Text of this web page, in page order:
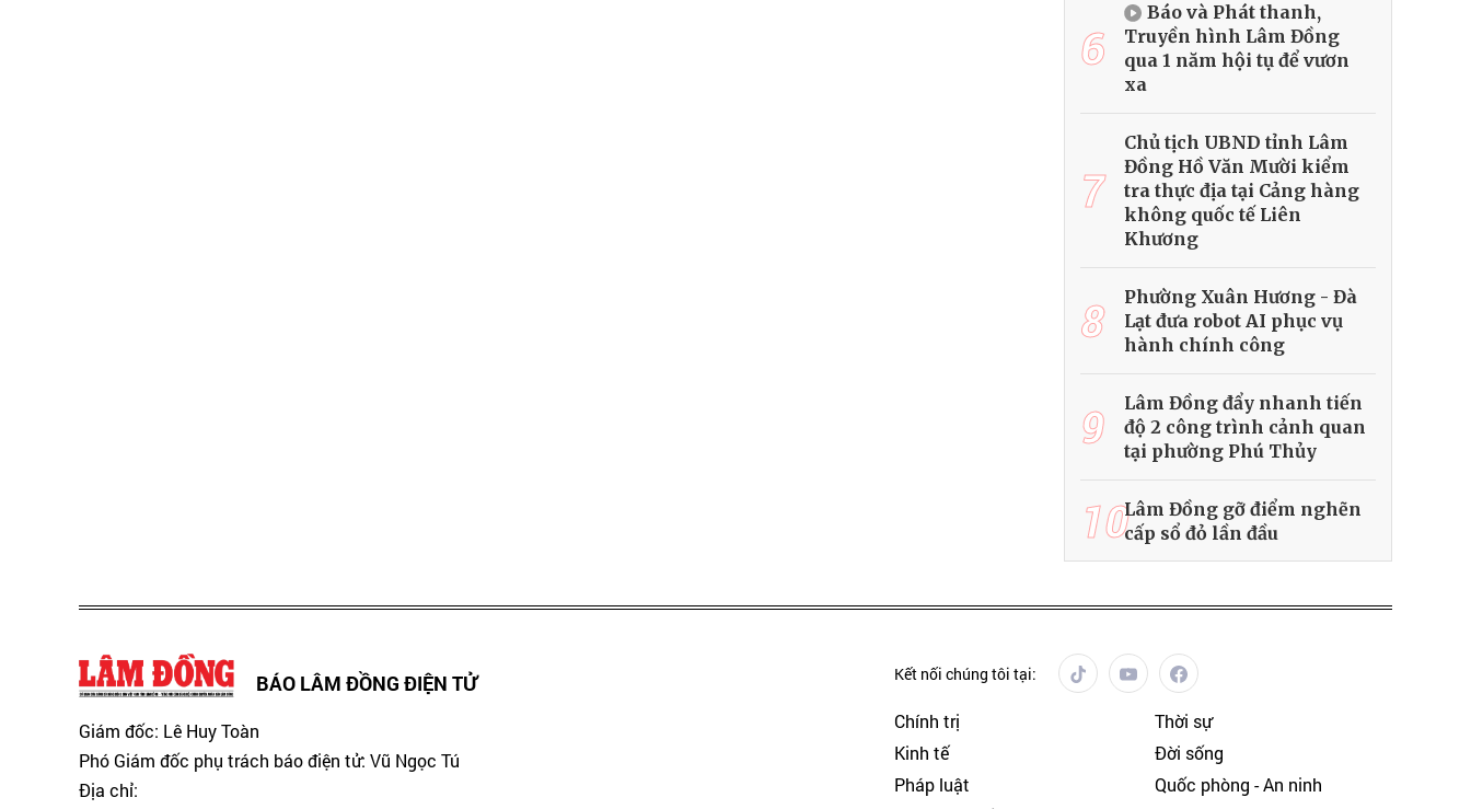
6
Báo và Phát thanh,
Truyền hình Lâm Đồng
qua 1 năm hội tụ để vươn
xa
7
Chủ tịch UBND tỉnh Lâm
Đồng Hồ Văn Mười kiểm
tra thực địa tại Cảng hàng
không quốc tế Liên
Khương
8
Phường Xuân Hương - Đà
Lạt đưa robot AI phục vụ
hành chính công
9
Lâm Đồng đẩy nhanh tiến
độ 2 công trình cảnh quan
tại phường Phú Thủy
10Lâm Đồng gỡ điểm nghẽn
cấp sổ đỏ lần đầu
BÁO LÂM ĐỒNG ĐIỆN TỬ
Giám đốc: Lê Huy Toàn
Phó Giám đốc phụ trách báo điện tử: Vũ Ngọc Tú
Địa chỉ:
Kết nối chúng tôi tại:
Chính trị
Thời sự
Kinh tế
Đời sống
Pháp luật
Quốc phòng - An ninh